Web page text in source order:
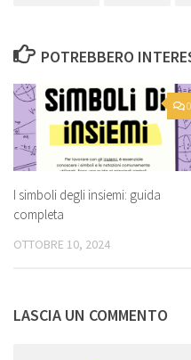
POTREBBERO
0
I simboli degli insiemi: guida
completa
OTTOBRE 10, 2024
LASCIA UN COMMENTO